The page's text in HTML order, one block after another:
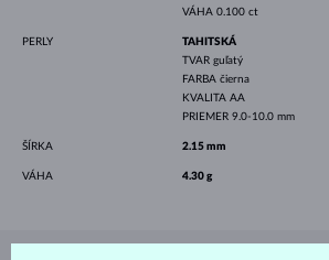
VÁHA 0.100 ct
PERLY
TAHITSKÁ
TVAR guľatý
FARBA čierna
KVALITA AA
PRIEMER 9.0-10.0 mm
ŠÍRKA 2.15 mm
VÁHA 4.30 g